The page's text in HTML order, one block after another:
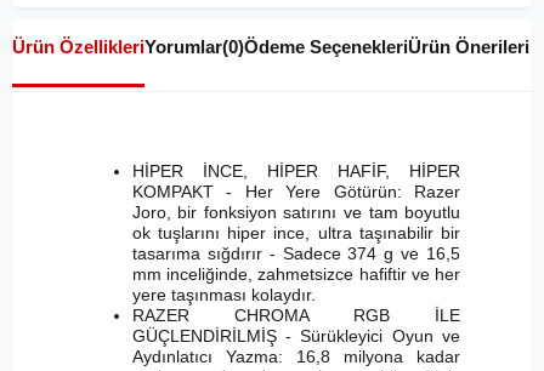
Ürün ÖzellikleriYorumlar(0)Ödeme SeçenekleriÜrün Önerileri
HİPER İNCE, HİPER HAFİF, HİPER
KOMPAKT - Her Yere Götürün: Razer
Joro, bir fonksiyon satırını ve tam boyutlu
ok tuşlarını hiper ince, ultra taşınabilir bir
tasarıma sığdırır - Sadece 374 g ve 16,5
mm inceliğinde, zahmetsizce hafiftir ve her
yere taşınması kolaydır.
RAZER CHROMA RGB İLE
GÜÇLENDİRİLMİŞ - Sürükleyici Oyun ve
Aydınlatıcı Yazma: 16,8 milyona kadar